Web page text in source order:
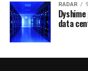
RADAR
data